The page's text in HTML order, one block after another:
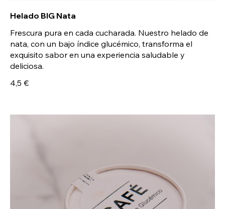
Helado BIG Nata
Frescura pura en cada cucharada. Nuestro helado de
nata, con un bajo índice glucémico, transforma el
exquisito sabor en una experiencia saludable y
deliciosa.
4,5 €